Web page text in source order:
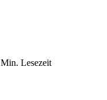
Lesezeit